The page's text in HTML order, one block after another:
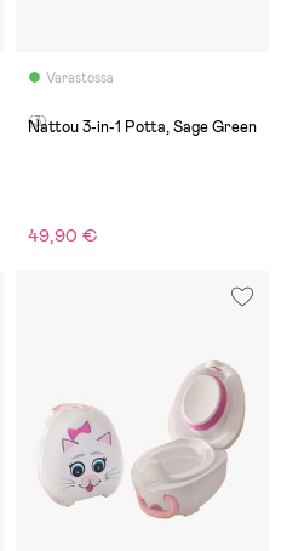
Varastossa
(3)
Nattou 3-in-1 Potta, Sage Green
49,90 €